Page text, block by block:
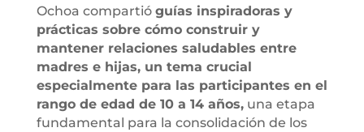
Ochoa compartió guías inspiradoras y
prácticas sobre cómo construir y
mantener relaciones saludables entre
madres e hijas, un tema crucial
especialmente para las participantes en el
rango de edad de 10 a 14 años,una etapa
fundamental para la consolidación de los